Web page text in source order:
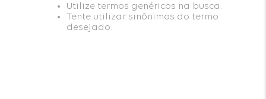
Utilize termos genéricos na busca.
Tente utilizar sinônimos do termo
desejado.